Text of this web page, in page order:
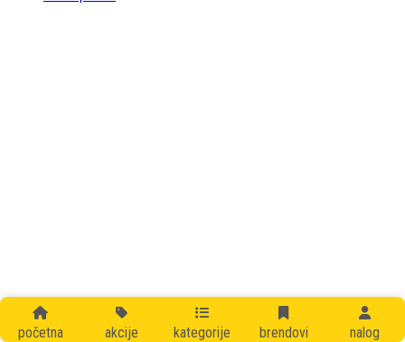
početna akcije kategorije brendovi nalog